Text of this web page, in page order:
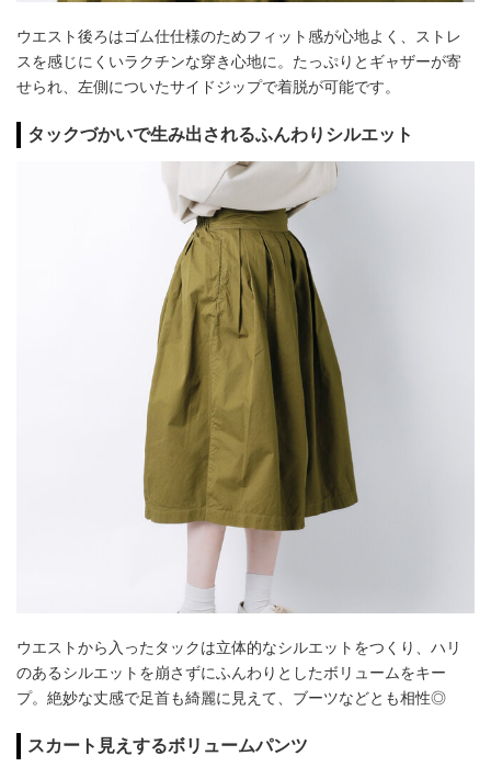
ウエスト後ろはゴム仕仕様のためフィット感が心地よく、ストレ
スを感じにくいラクチンな穿き心地に。たっぷりとギャザーが寄
せられ、左側についたサイドジップで着脱が可能です。
タックづかいで生み出されるふんわりシルエット
ウエストから入ったタックは立体的なシルエットをつくり、ハリ
のあるシルエットを崩さずにふんわりとしたボリュームをキー
プ。絶妙な丈感で足首も綺麗に見えて、ブーツなどとも相性◎
スカート見えするボリュームパンツ